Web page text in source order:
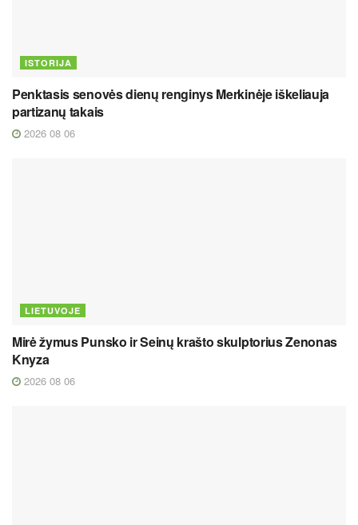
ISTORIJA
Penktasis senovės dienų renginys Merkinėje iškeliauja
partizanų takais
2026 08 06
LIETUVOJE
Mirė žymus Punsko ir Seinų krašto skulptorius Zenonas
Knyza
2026 08 06